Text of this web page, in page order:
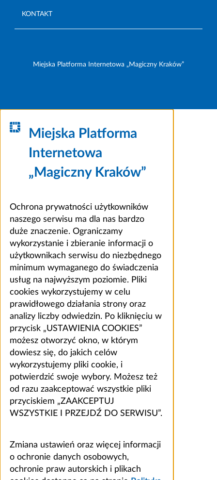
KONTAKT
Miejska Platforma Internetowa „Magiczny Kraków”
Miejska Platforma
Internetowa
„Magiczny Kraków”
Ochrona prywatności użytkowników
naszego serwisu ma dla nas bardzo
duże znaczenie. Ograniczamy
wykorzystanie i zbieranie informacji o
użytkownikach serwisu do niezbędnego
minimum wymaganego do świadczenia
usług na najwyższym poziomie. Pliki
cookies wykorzystujemy w celu
prawidłowego działania strony oraz
analizy liczby odwiedzin. Po kliknięciu w
przycisk „USTAWIENIA COOKIES”
możesz otworzyć okno, w którym
dowiesz się, do jakich celów
wykorzystujemy pliki cookie, i
potwierdzić swoje wybory. Możesz też
od razu zaakceptować wszystkie pliki
przyciskiem „ZAAKCEPTUJ
WSZYSTKIE I PRZEJDŹ DO SERWISU”.
Zmiana ustawień oraz więcej informacji
o ochronie danych osobowych,
ochronie praw autorskich i plikach